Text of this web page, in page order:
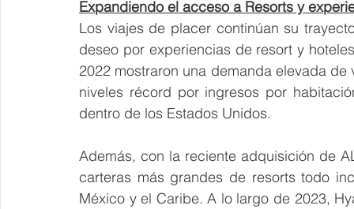
Expandiendo el acceso a Resorts y
Los viajes de placer continúan su
deseo por experiencias de resort y
2022 mostraron una demanda elevada
niveles récord por ingresos por
dentro de los Estados Unidos.
Además, con la reciente adquisición de
carteras más grandes de resorts todo
México y el Caribe. A lo largo de 2023,